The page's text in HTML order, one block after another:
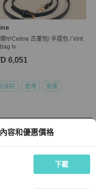
🩵Celine 古董包/ 手提包 / Vint
lv
6,051
良好 香港 免運
容和優惠價格
下載